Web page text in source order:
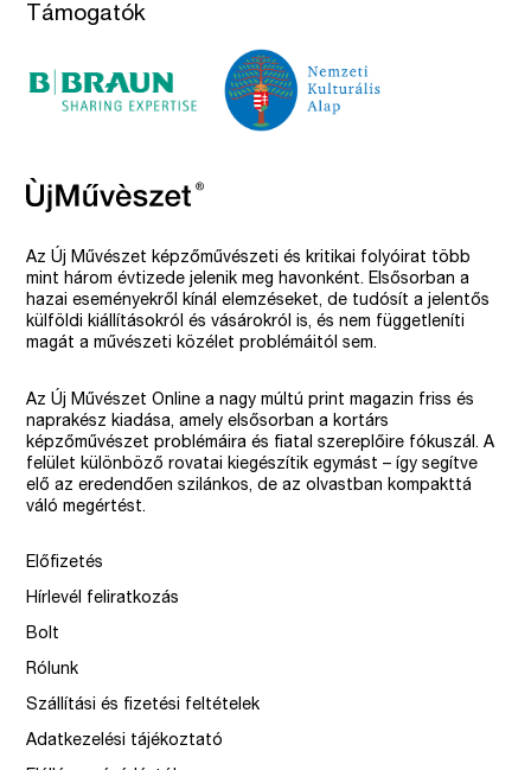
Támogatók
Az Új Művészet képzőművészeti és kritikai folyóirat több
mint három évtizede jelenik meg havonként. Elsősorban a
hazai eseményekről kínál elemzéseket, de tudósít a jelentős
külföldi kiállításokról és vásárokról is, és nem függetleníti
magát a művészeti közélet problémáitól sem.
Az Új Művészet Online a nagy múltú print magazin friss és
naprakész kiadása, amely elsősorban a kortárs
képzőművészet problémáira és fiatal szereplőire fókuszál. A
felület különböző rovatai kiegészítik egymást – így segítve
elő az eredendően szilánkos, de az olvastban kompakttá
váló megértést.
Előfizetés
Hírlevél feliratkozás
Bolt
Rólunk
Szállítási és fizetési feltételek
Adatkezelési tájékoztató